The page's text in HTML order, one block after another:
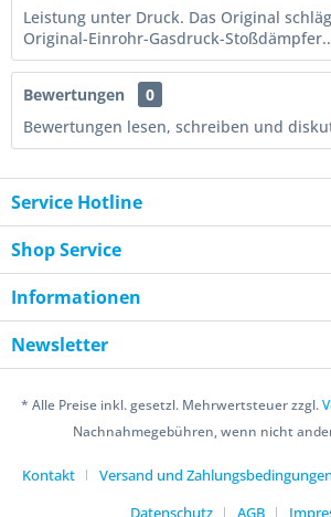
Leistung unter Druck. Das Original
Original-Einrohr-Gasdruck-
Bewertungen
0
Bewertungen lesen, schreiben und
Service Hotline
Shop Service
Informationen
Newsletter
* Alle Preise inkl. gesetzl. Mehrwertsteuer zzgl.
Nachnahmegebühren, wenn nicht
Kontakt Versand und Zahlungsbedingungen
Datenschutz
AGB